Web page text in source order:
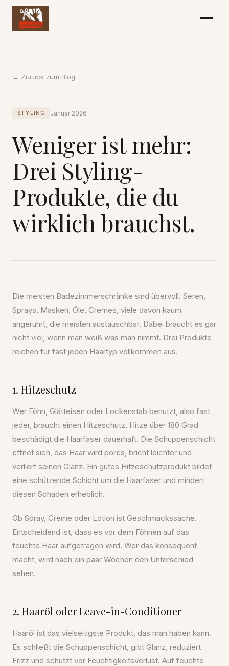
← Zurück zum Blog
STYLING Januar 2026
Weniger ist mehr:
Drei Styling-
Produkte, die du
wirklich brauchst.
Die meisten Badezimmerschränke sind übervoll. Seren,
Sprays, Masken, Öle, Cremes, viele davon kaum
angerührt, die meisten austauschbar. Dabei braucht es gar
nicht viel, wenn man weiß was man nimmt. Drei Produkte
reichen für fast jeden Haartyp vollkommen aus.
1. Hitzeschutz
Wer Föhn, Glätteisen oder Lockenstab benutzt, also fast
jeder, braucht einen Hitzeschutz. Hitze über 180 Grad
beschädigt die Haarfaser dauerhaft. Die Schuppenschicht
öffnet sich, das Haar wird porös, bricht leichter und
verliert seinen Glanz. Ein gutes Hitzeschutzprodukt bildet
eine schützende Schicht um die Haarfaser und mindert
diesen Schaden erheblich.
Ob Spray, Creme oder Lotion ist Geschmackssache.
Entscheidend ist, dass es vor dem Föhnen auf das
feuchte Haar aufgetragen wird. Wer das konsequent
macht, wird nach ein paar Wochen den Unterschied
sehen.
2. Haaröl oder Leave-in-Conditioner
Haaröl ist das vielseitigste Produkt, das man haben kann.
Es schließt die Schuppenschicht, gibt Glanz, reduziert
Frizz und schützt vor Feuchtigkeitsverlust. Auf feuchte